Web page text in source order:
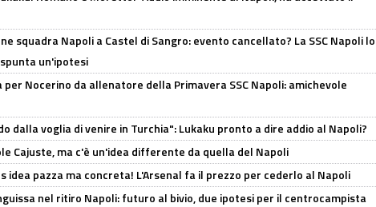
squadra Napoli a Castel di Sangro: evento cancellato? La SSC Napoli lo
un'ipotesi
per Nocerino da allenatore della Primavera SSC Napoli: amichevole
dalla voglia di venire in Turchia": Lukaku pronto a dire addio al Napoli?
Cajuste, ma c'è un'idea differente da quella del Napoli
idea pazza ma concreta! L'Arsenal fa il prezzo per cederlo al Napoli
nel ritiro Napoli: futuro al bivio, due ipotesi per il centrocampista